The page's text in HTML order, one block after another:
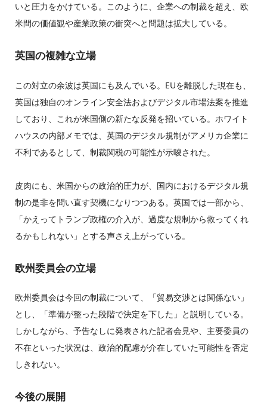
いと圧力をかけている。このように、企業への制裁を超え、欧
米間の価値観や産業政策の衝突へと問題は拡大している。
英国の複雑な立場
この対立の余波は英国にも及んでいる。EUを離脱した現在も、
英国は独自のオンライン安全法およびデジタル市場法案を推進
しており、これが米国側の新たな反発を招いている。ホワイト
ハウスの内部メモでは、英国のデジタル規制がアメリカ企業に
不利であるとして、制裁関税の可能性が示唆された。
皮肉にも、米国からの政治的圧力が、国内におけるデジタル規
制の是非を問い直す契機になりつつある。英国では一部から、
「かえってトランプ政権の介入が、過度な規制から救ってくれ
るかもしれない」とする声さえ上がっている。
欧州委員会の立場
欧州委員会は今回の制裁について、「貿易交渉とは関係ない」
とし、「準備が整った段階で決定を下した」と説明している。
しかしながら、予告なしに発表された記者会見や、主要委員の
不在といった状況は、政治的配慮が介在していた可能性を否定
しきれない。
今後の展開